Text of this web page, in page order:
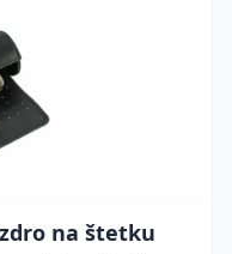
na štetku